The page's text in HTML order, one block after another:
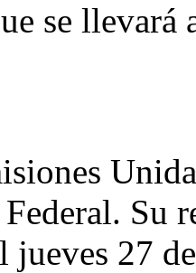
se llevará
Su
jueves 27